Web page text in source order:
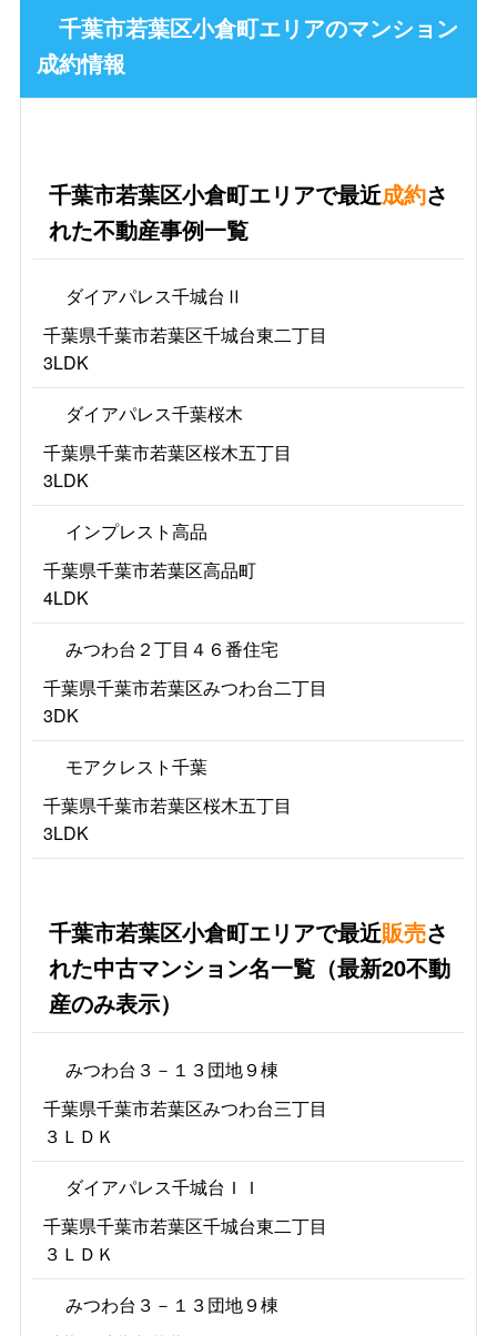
千葉市若葉区小倉町エリアのマンション
成約情報
千葉市若葉区小倉町エリアで最近成約さ
れた不動産事例一覧
ダイアパレス千城台Ⅱ
千葉県千葉市若葉区千城台東二丁目
3LDK
ダイアパレス千葉桜木
千葉県千葉市若葉区桜木五丁目
3LDK
インプレスト高品
千葉県千葉市若葉区高品町
4LDK
みつわ台２丁目４６番住宅
千葉県千葉市若葉区みつわ台二丁目
3DK
モアクレスト千葉
千葉県千葉市若葉区桜木五丁目
3LDK
千葉市若葉区小倉町エリアで最近販売さ
れた中古マンション名一覧（最新20不動
産のみ表示）
みつわ台３－１３団地９棟
千葉県千葉市若葉区みつわ台三丁目
３ＬＤＫ
ダイアパレス千城台ＩＩ
千葉県千葉市若葉区千城台東二丁目
３ＬＤＫ
みつわ台３－１３団地９棟